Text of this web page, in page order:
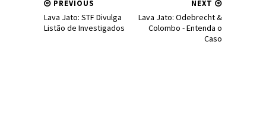
NEXT
Lava Jato: Odebrecht &
Colombo - Entenda o
Caso
PREVIOUS
Lava Jato: STF Divulga
Listão de Investigados